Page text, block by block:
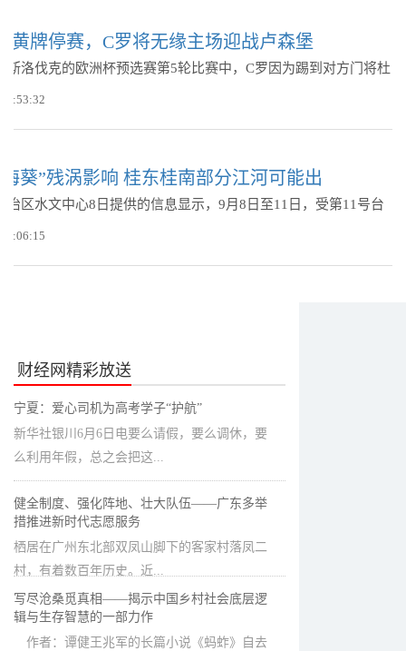
黄牌停赛，C罗将无缘主场迎战卢森堡
斯洛伐克的欧洲杯预选赛第5轮比赛中，C罗因为踢到对方门将杜
葵”残涡影响 桂东桂南部分江河可能出
治区水文中心8日提供的信息显示，9月8日至11日，受第11号台
财经网精彩放送
宁夏：爱心司机为高考学子“护航”
新华社银川6月6日电要么请假，要么调休，要
么利用年假，总之会把这...
健全制度、强化阵地、壮大队伍——广东多举
措推进新时代志愿服务
栖居在广州东北部双凤山脚下的客家村落凤二
村，有着数百年历史。近...
写尽沧桑觅真相——揭示中国乡村社会底层逻
辑与生存智慧的一部力作
作者：谭健王兆军的长篇小说《蚂蚱》自去